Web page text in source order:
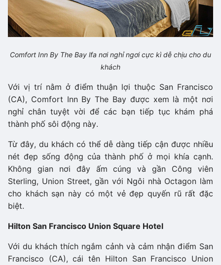
Comfort Inn By The Bay lfa nơi nghỉ ngơi cực kì dễ chịu cho du
khách
Với vị trí nằm ở điểm thuận lợi thuộc San Francisco
(CA), Comfort Inn By The Bay được xem là một nơi
nghỉ chân tuyệt vời để các bạn tiếp tục khám phá
thành phố sôi động này.
Từ đây, du khách có thể dễ dàng tiếp cận được nhiều
nét đẹp sống động của thành phố ở mọi khía cạnh.
Không gian nơi đây ấm cúng và gần Công viên
Sterling, Union Street, gần với Ngôi nhà Octagon làm
cho khách sạn này có một vẻ đẹp quyến rũ rất đặc
biệt.
Hilton San Francisco Union Square Hotel
Với du khách thích ngắm cảnh và cảm nhận điểm San
Francisco (CA), cái tên Hilton San Francisco Union